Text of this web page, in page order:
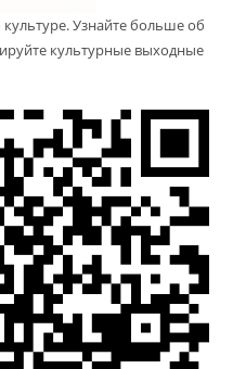
Узнайте больше об
культурные выходные